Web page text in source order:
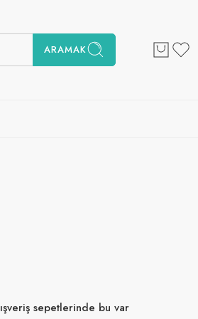
ARAMAK
sepetlerinde bu var